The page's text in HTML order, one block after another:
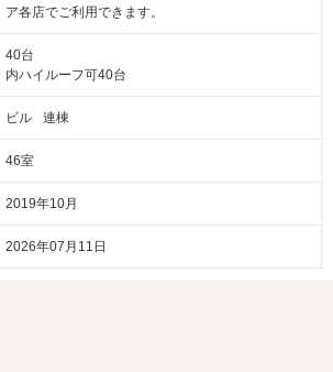
ア各店でご利用できます。
40台
内ハイルーフ可40台
ビル 連棟
46室
2019年10月
2026年07月11日